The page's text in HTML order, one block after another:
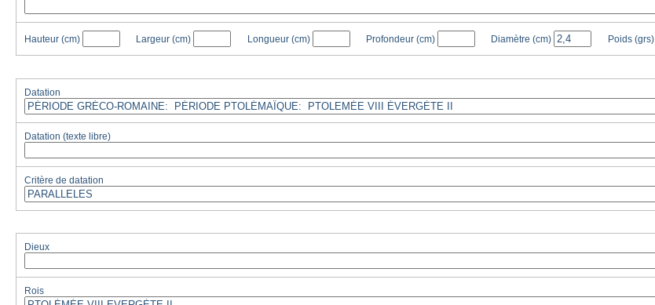
Hauteur (cm) Largeur (cm) Longueur(cm) Profondeur(cm) Diamètre (cm) Poids(grs)
Datation
Datation (texte libre)
Critère de datation
Dieux
Rois